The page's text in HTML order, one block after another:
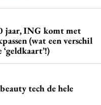
jaar, ING komt met
(wat een verschil
tech de hele